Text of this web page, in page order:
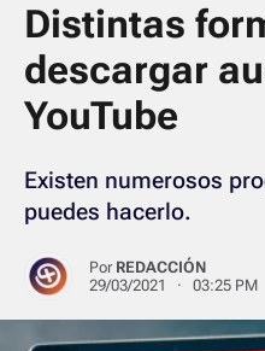
Distintas
descargar
YouTube
Existen numerosos
puedes hacerlo.
Por REDACCIÓN
29/03/2021 · 03:25 PM